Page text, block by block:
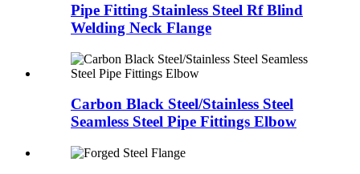
Pipe Fitting Stainless Steel Rf Blind
Welding Neck Flange
Carbon Black Steel/Stainless Steel
Seamless Steel Pipe Fittings Elbow